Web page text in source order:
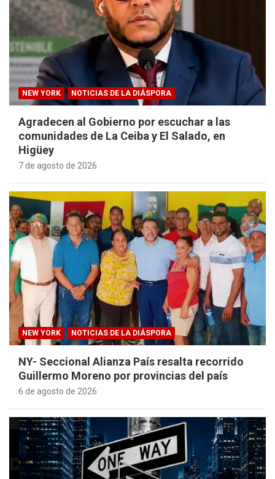
NEW YORK NOTICIAS DE LA DIÁSPORA
Agradecen al Gobierno por escuchar a las
comunidades de La Ceiba y El Salado, en
Higüey
7 de agosto de 2026
NEW YORK NOTICIAS DE LA DIÁSPORA
NY- Seccional Alianza País resalta recorrido
Guillermo Moreno por provincias del país
6 de agosto de 2026